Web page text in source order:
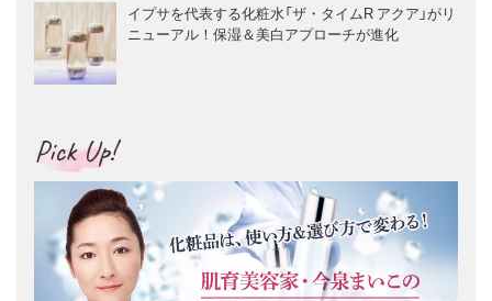
イプサを代表する化粧水「ザ・タイムR アクア」がリ
ニューアル！保湿＆美白アプローチが進化
Pick Up!